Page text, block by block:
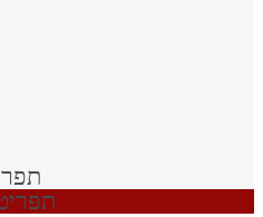
תפריט
תפריט